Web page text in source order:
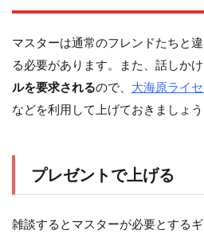
マスターは通常のフレンドたちと
る必要があります。また、話しか
ルを要求されるので、 大海原ライ
などを利用して上げておきましょう
プレゼントで上げる
雑談するとマスターが必要とする